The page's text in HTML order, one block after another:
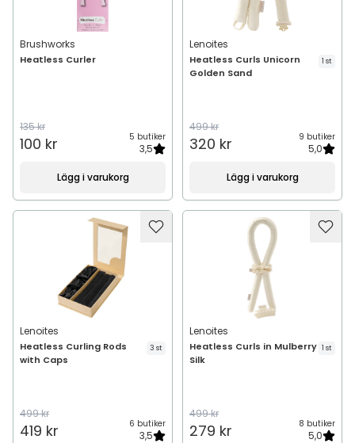
Brushworks
Heatless Curler
135 kr
100 kr 5 butiker
3,5
Lägg i varukorg
Lenoites
Heatless Curls Unicorn
Golden Sand
1 st
499 kr
320 kr 9 butiker
5,0
Lägg i varukorg
Lenoites
Heatless Curling Rods
with Caps
3 st
499 kr
419 kr 6 butiker
3,5
Lenoites
Heatless Curls in Mulberry
Silk
1 st
499 kr
279 kr 8 butiker
5,0